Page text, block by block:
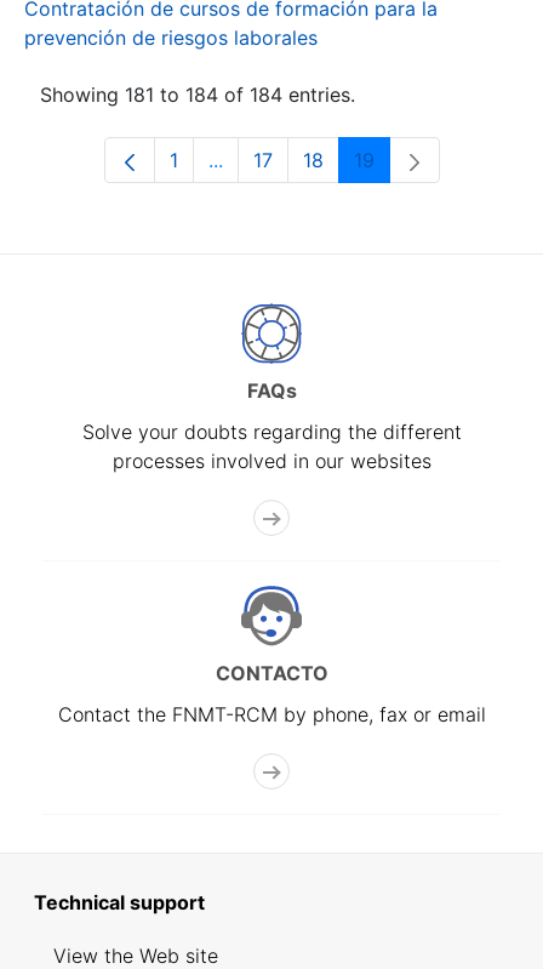
Contratación de cursos de formación para la
prevención de riesgos laborales
Showing 181 to 184 of 184 entries.
Page
1 ...Intermediate Pages Use TAB to
Page
17 Page
18 Page
19
FAQs
Solve your doubts regarding the different
processes involved in our websites
CONTACTO
Contact the FNMT-RCM by phone, fax or email
Technical support
View the Web site